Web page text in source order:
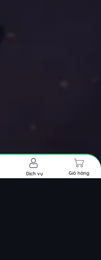
Dịch vụ Giỏ hàng